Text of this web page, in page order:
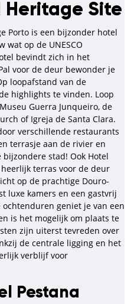
Heritage Site
Porto is een bijzonder hotel
wat op de UNESCO
bevindt zich in het
voor de deur bewonder je
loopafstand van de
highlights te vinden. Loop
Guerra Junqueiro, de
of Igreja de Santa Clara.
verschillende restaurants
terrasje aan de rivier en
stad! Ook Hotel
terras voor de deur
op de prachtige Douro-
luxe kamers en een gastvrij
geniet je van een
is het mogelijk om plaats te
zijn uiterst tevreden over
de centrale ligging en het
verblijf voor
Pestana